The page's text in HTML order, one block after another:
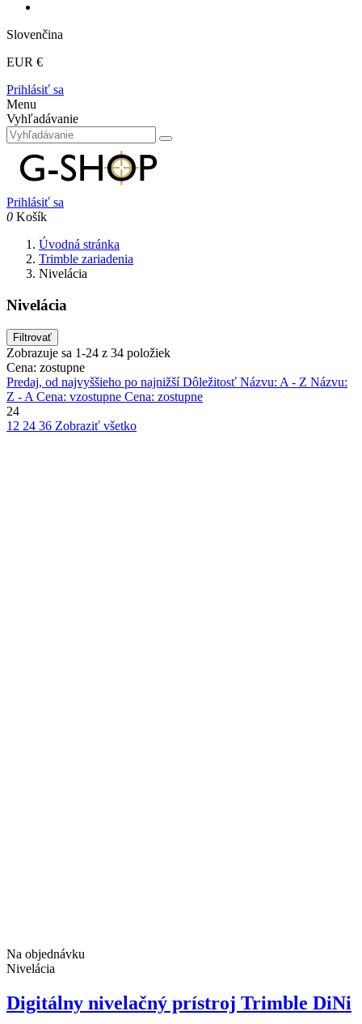
Slovenčina
EUR €
Prihlásiť sa
Menu
Vyhľadávanie
Prihlásiť sa
0 Košík
Úvodná stránka
Trimble zariadenia
Nivelácia
Nivelácia
Filtrovať
Zobrazuje sa 1-24 z 34 položiek
Cena: zostupne
Predaj, od najvyššieho po najnižšíDôležitosť Názvu: A - Z Názvu:
Z - ACena: vzostupne Cena: zostupne
24
12 24 36 Zobraziť všetko
Na objednávku
Nivelácia
Digitálny nivelačný prístroj Trimble DiNi